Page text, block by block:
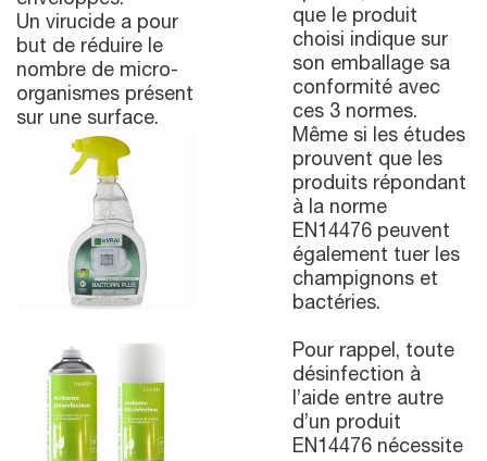
Un virucide a pour
but de réduire le
nombre de micro-
organismes présent
sur une surface.
que le produit
choisi indique sur
son emballage sa
conformité avec
ces 3 normes.
Même si les études
prouvent que les
produits répondant
à la norme
EN14476 peuvent
également tuer les
champignons et
bactéries.
Pour rappel, toute
désinfection à
l’aide entre autre
d’un produit
EN14476 nécessite